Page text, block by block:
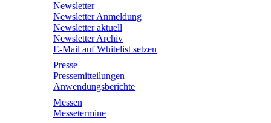
Newsletter
Newsletter Anmeldung
Newsletter aktuell
Newsletter Archiv
E-Mail auf Whitelist setzen
Presse
Pressemitteilungen
Anwendungsberichte
Messen
Messetermine